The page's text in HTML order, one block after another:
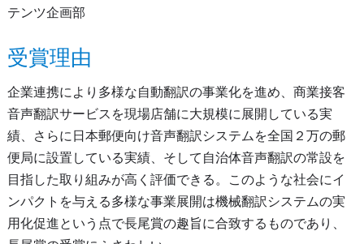
テンツ企画部
受賞理由
企業連携により多様な自動翻訳の事業化を進め、商業接客
音声翻訳サービスを現場店舗に大規模に展開している実
績、さらに日本郵便向け音声翻訳システムを全国２万の郵
便局に設置している実績、そして自治体音声翻訳の常設を
目指した取り組みが高く評価できる。このような社会にイ
ンパクトを与える多様な事業展開は機械翻訳システムの実
用化促進という点で長尾賞の趣旨に合致するものであり、